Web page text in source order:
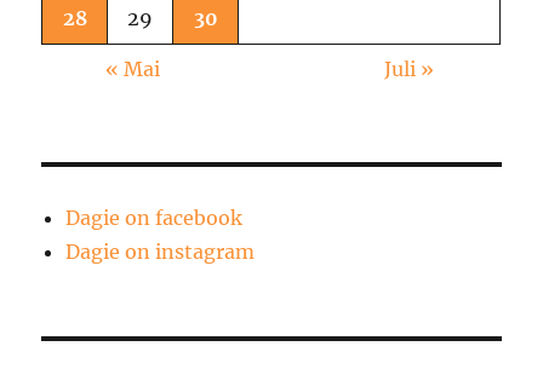
28 29 30
« Mai Juli »
Dagie on facebook
Dagie on instagram